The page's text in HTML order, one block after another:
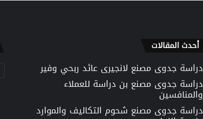
أحدث المقالات
دراسة جدوى مصنع لانجيرى عائد ربحي وفير
دراسة جدوى مصنع بن دراسة للعملاء
والمنافسين
دراسة جدوى مصنع شحوم التكاليف والموارد